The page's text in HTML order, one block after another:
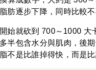
肪逐步下降，同時比較不
始就砍到 700～1000 大
半包含水分與肌肉，後
不是比誰掉得快，而是比